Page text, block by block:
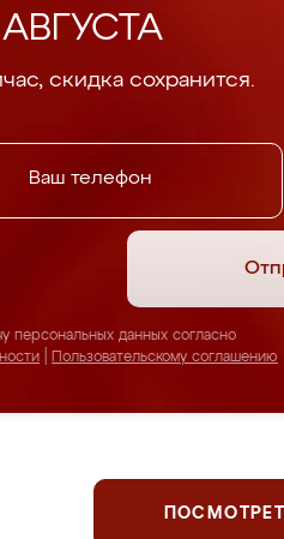
скидка сохранится.
персональных данных согласно
Пользовательскому соглашению